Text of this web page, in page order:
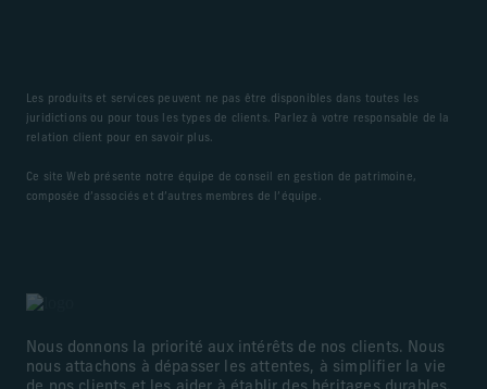
Les produits et services peuvent ne pas être disponibles dans toutes les
juridictions ou pour tous les types de clients. Parlez à votre responsable de la
relation client pour en savoir plus.
Ce site Web présente notre équipe de conseil en gestion de patrimoine,
composée d’associés et d’autres membres de l’équipe.
Nous donnons la priorité aux intérêts de nos clients. Nous
nous attachons à dépasser les attentes, à simplifier la vie